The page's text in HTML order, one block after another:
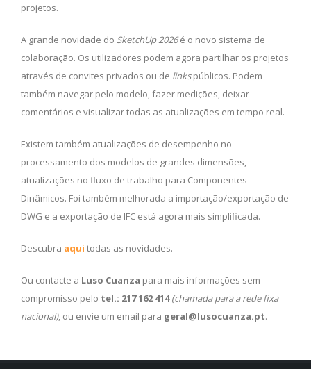
projetos.
A grande novidade do SketchUp 2026é o novo sistema de
colaboração. Os utilizadores podem agora partilhar os projetos
através de convites privados ou de linkspúblicos. Podem
também navegar pelo modelo, fazer medições, deixar
comentários e visualizar todas as atualizações em tempo real.
Existem também atualizações de desempenho no
processamento dos modelos de grandes dimensões,
atualizações no fluxo de trabalho para Componentes
Dinâmicos. Foi também melhorada a importação/exportação de
DWG e a exportação de IFC está agora mais simplificada.
Descubra aqui todas as novidades.
Ou contacte a Luso Cuanza para mais informações sem
compromisso pelo tel.: 217 162 414 (chamada para a rede fixa
nacional), ou envie um email para geral@lusocuanza.pt.